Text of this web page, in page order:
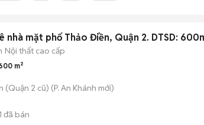
nhà mặt phố Thảo Điền, Quận 2. DTSD:
Nội thất cao cấp
m²
(Quận 2 cũ) (P. An Khánh mới)
1 đã bán